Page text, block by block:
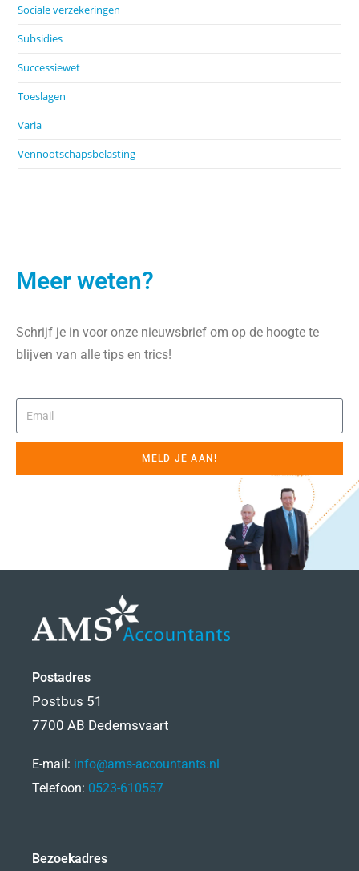
Sociale verzekeringen
Subsidies
Successiewet
Toeslagen
Varia
Vennootschapsbelasting
Meer weten?
Schrijf je in voor onze nieuwsbrief om op de hoogte te
blijven van alle tips en trics!
MELD JE AAN!
Postadres
Postbus 51
7700 AB Dedemsvaart
E-mail: info@ams-accountants.nl
Telefoon: 0523-610557
Bezoekadres